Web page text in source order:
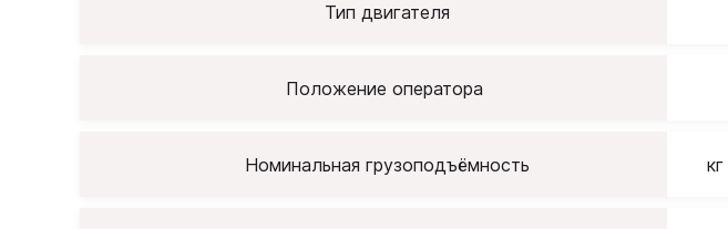
Тип двигателя
Положение оператора
Номинальная грузоподъёмность кг